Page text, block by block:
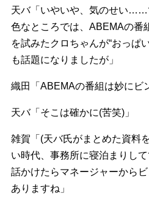
天バ「いやいや、気のせい……
色なところでは、ABEMAの番
を試みたクロちゃんが“おっぱ
も話題になりましたが」
織田「ABEMAの番組は妙にビ
天バ「そこは確かに(苦笑)」
雑賀「(天バ氏がまとめた資料
い時代、事務所に寝泊まりし
話かけたらマネージャーから
ありますね」